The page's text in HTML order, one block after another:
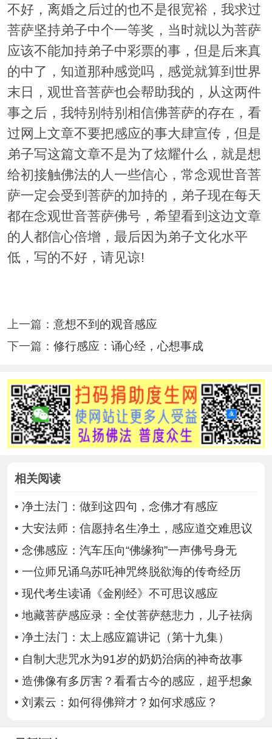
不好，离婚之后过的也不是很宽裕，我求过
菩萨坚持弟子中个一等奖，当时就以为菩萨
应该不能加持弟子中彩票的事，但是后来真
的中了，知道那种感觉吗，感觉就算到世界
末日，观世音菩萨也会帮助我的，从这两件
事之后，我特别特别相信佛菩萨的存在，看
过网上文章不要把感应的事大肆宣传，但是
弟子写这篇文章不是为了炫耀什么，就是想
给初接触佛法的人一些信心，常念观世音菩
萨一定会受到菩萨的加持的，弟子现在每天
都在念观世音菩萨佛号，希望看到这边文章
的人都信心倍增，最后因为弟子文化水平
低，写的不好，请见谅!
上一篇： 意想不到的观音感应
下一篇： 修行感应：诵心经，心想事成
相关阅读
• 净土法门：做到这四句，念佛才有感应
• 大安法师：信愿持名生净土，感应道交难思议
• 念佛感应：汽车压向“佛缘狗”一声佛号身无
• 一位师兄诵乌苏吒神咒终脱欲海的传奇经历
• 现代考生读诵《金刚经》不可思议感应
• 地藏菩萨感应录：全仗菩萨慈悲力，儿子祛病
• 净土法门：太上感应篇讲记（第十九集）
• 自制大悲咒水为91岁的奶奶治病的神奇故事
• 造佛像有多厉害？看看古今的感应，超乎想象
• 刘素云：如何得佛辩才？如何求感应？